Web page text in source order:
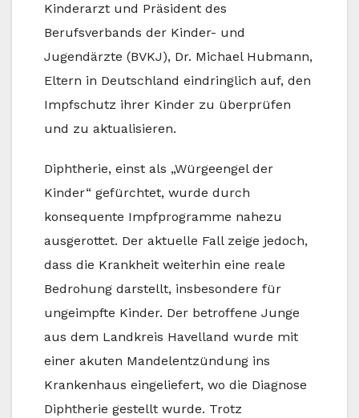
Kinderarzt und Präsident des
Berufsverbands der Kinder- und
Jugendärzte (BVKJ), Dr. Michael Hubmann,
Eltern in Deutschland eindringlich auf, den
Impfschutz ihrer Kinder zu überprüfen
und zu aktualisieren.
Diphtherie, einst als „Würgeengel der
Kinder“ gefürchtet, wurde durch
konsequente Impfprogramme nahezu
ausgerottet. Der aktuelle Fall zeige jedoch,
dass die Krankheit weiterhin eine reale
Bedrohung darstellt, insbesondere für
ungeimpfte Kinder. Der betroffene Junge
aus dem Landkreis Havelland wurde mit
einer akuten Mandelentzündung ins
Krankenhaus eingeliefert, wo die Diagnose
Diphtherie gestellt wurde. Trotz